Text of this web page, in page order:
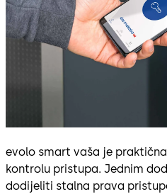
evolo smart vaša je
kontrolu pristupa. Jednim
dodijeliti stalna prava